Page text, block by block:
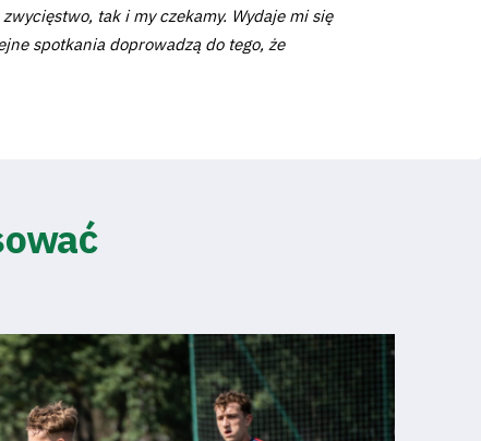
tak i my czekamy. Wydaje mi się
spotkania doprowadzą do tego, że